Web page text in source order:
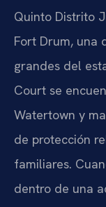
Quinto Distrito
Fort Drum, una
grandes del
Court se
Watertown y
de protección
familiares.
dentro de una